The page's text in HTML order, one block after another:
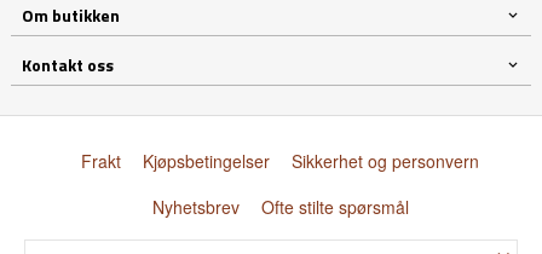
Om butikken
Kontakt oss
Frakt Kjøpsbetingelser
Sikkerhet og personvern
Nyhetsbrev
Ofte stilte spørsmål